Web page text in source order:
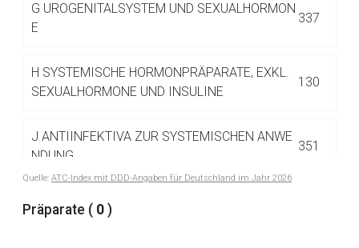
G UROGENITALSYSTEM UND SEXUALHORMON
E
337
H SYSTEMISCHE HORMONPRÄPARATE, EXKL.
SEXUALHORMONE UND INSULINE
130
J ANTIINFEKTIVA ZUR SYSTEMISCHEN ANWE
NDUNG
351
ANTINEOPLASTISCHE UND IMMUNMODULIE
RENDE MITTEL
Quelle: ATC-Index mit DDD-Angaben für Deutschland im Jahr 2026
Präparate ( 0 )